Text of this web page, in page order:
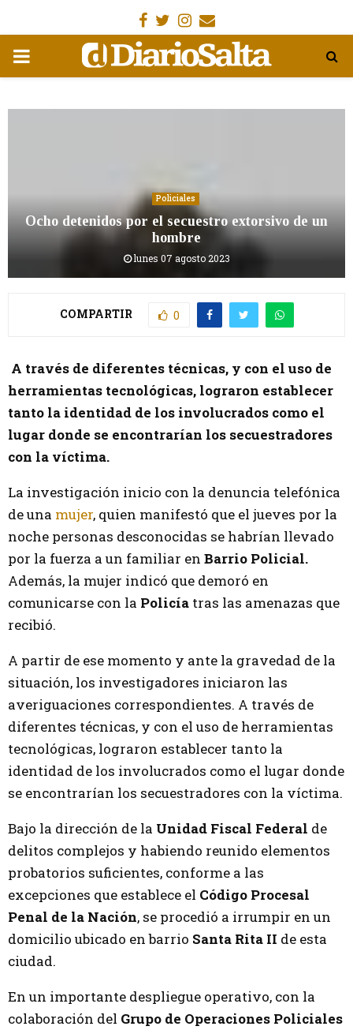
Facebook
Gorjeo
Instagram
Email
MENÚ
Policiales
Ocho detenidos por el secuestro extorsivo de un
hombre
lunes 07 agosto 2023
COMPARTIR 0
A través de diferentes técnicas, y con el uso de
herramientas tecnológicas, lograron establecer
tanto la identidad de los involucrados como el
lugar donde se encontrarían los secuestradores
con la víctima.
La investigación inicio con la denuncia telefónica
de una mujer, quien manifestó que el jueves por la
noche personas desconocidas se habrían llevado
por la fuerza a un familiar en Barrio Policial.
Además, la mujer indicó que demoró en
comunicarse con la Policía tras las amenazas que
recibió.
A partir de ese momento y ante la gravedad de la
situación, los investigadores iniciaron las
averiguaciones correspondientes. A través de
diferentes técnicas, y con el uso de herramientas
tecnológicas, lograron establecer tanto la
identidad de los involucrados como el lugar donde
se encontrarían los secuestradores con la víctima.
Bajo la dirección de la Unidad Fiscal Federal de
delitos complejos y habiendo reunido elementos
probatorios suficientes, conforme a las
excepciones que establece el Código Procesal
Penal de la Nación, se procedió a irrumpir en un
domicilio ubicado en barrio Santa Rita II de esta
ciudad.
En un importante despliegue operativo, con la
colaboración del Grupo de Operaciones Policiales